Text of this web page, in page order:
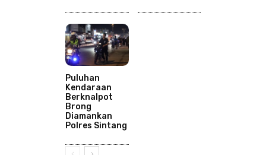
Puluhan
Kendaraan
Berknalpot
Brong
Diamankan
Polres Sintang